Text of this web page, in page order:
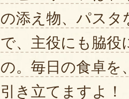
の添え物、パスタ
で、主役にも脇役
の。毎日の食卓を
引き立てますよ！